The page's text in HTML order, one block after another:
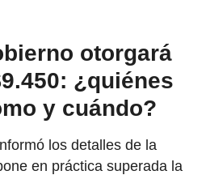
otorgará
¿quiénes
y cuándo?
los detalles de la
en práctica superada la